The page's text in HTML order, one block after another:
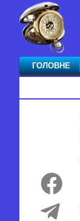
ГОЛОВНЕ